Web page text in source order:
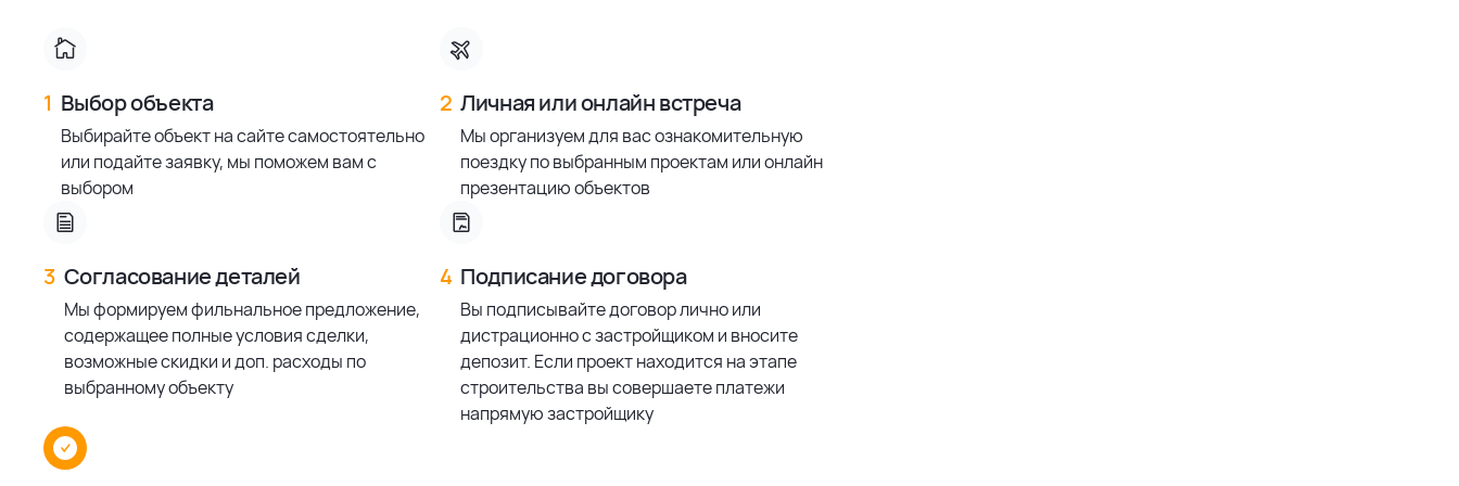
1 Выбор объекта
Выбирайте объект на сайте самостоятельно
или подайте заявку, мы поможем вам с
выбором
2 Личная или онлайн встреча
Мы организуем для вас ознакомительную
поездку по выбранным проектам или онлайн
презентацию объектов
3 Согласование деталей
Мы формируем фильнальное предложение,
содержащее полные условия сделки,
возможные скидки и доп. расходы по
выбранному объекту
4 Подписание договора
Вы подписывайте договор лично или
дистрационно с застройщиком и вносите
депозит. Если проект находится на этапе
строительства вы совершаете платежи
напрямую застройщику